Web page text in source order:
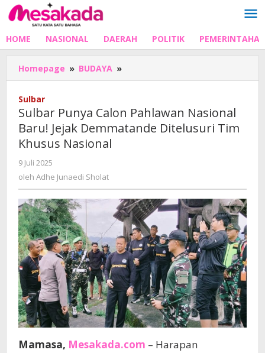
Lewati
ke
HOME NASIONAL DAERAH POLITIK
Homepage » BUDAYA »
Punya
Nasional
Baru!
Khusus
Nasional
Sulbar
Sulbar Punya Calon Pahlawan Nasional
Baru! Jejak Demmatande Ditelusuri Tim
Khusus Nasional
9 Juli 2025
Adhe
Junaedi
oleh Adhe Junaedi Sholat
Mamasa, Mesakada.com – Harapan